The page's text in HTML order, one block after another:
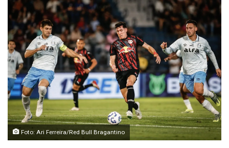
Foto: Ari Ferreira/Red Bull Bragantino